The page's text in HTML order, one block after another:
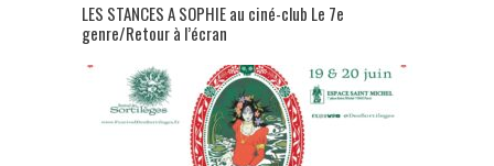
LES STANCES A SOPHIE au ciné-club Le 7e
genre/Retour à l’écran